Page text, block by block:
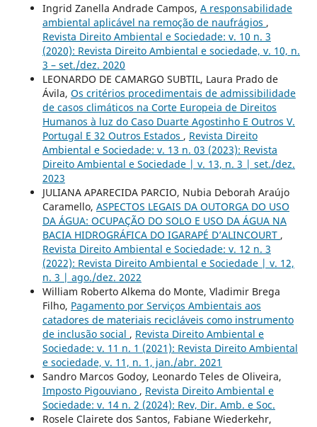
Ingrid Zanella Andrade Campos, A responsabilidade
ambiental aplicável na remoção de naufrágios ,
Revista Direito Ambiental e Sociedade: v. 10 n. 3
(2020): Revista Direito Ambiental e sociedade, v. 10, n.
3 – set./dez. 2020
LEONARDO DE CAMARGO SUBTIL, Laura Prado de
Ávila, Os critérios procedimentais de admissibilidade
de casos climáticos na Corte Europeia de Direitos
Humanos à luz do Caso Duarte Agostinho E Outros V.
Portugal E 32 Outros Estados , Revista Direito
Ambiental e Sociedade: v. 13 n. 03 (2023): Revista
Direito Ambiental e Sociedade | v. 13, n. 3 | set./dez.
2023
JULIANA APARECIDA PARCIO, Nubia Deborah Araújo
Caramello, ASPECTOS LEGAIS DA OUTORGA DO USO
DA ÁGUA: OCUPAÇÃO DO SOLO E USO DA ÁGUA NA
BACIA HIDROGRÁFICA DO IGARAPÉ D’ALINCOURT ,
Revista Direito Ambiental e Sociedade: v. 12 n. 3
(2022): Revista Direito Ambiental e Sociedade | v. 12,
n. 3 | ago./dez. 2022
William Roberto Alkema do Monte, Vladimir Brega
Filho, Pagamento por Serviços Ambientais aos
catadores de materiais recicláveis como instrumento
de inclusão social , Revista Direito Ambiental e
Sociedade: v. 11 n. 1 (2021): Revista Direito Ambiental
e sociedade, v. 11, n. 1, jan./abr. 2021
Sandro Marcos Godoy, Leonardo Teles de Oliveira,
Imposto Pigouviano , Revista Direito Ambiental e
Sociedade: v. 14 n. 2 (2024): Rev, Dir. Amb. e Soc.
Rosele Clairete dos Santos, Fabiane Wiederkehr,